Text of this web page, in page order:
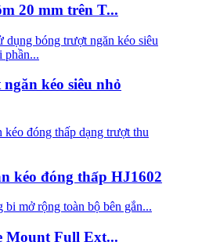
20 mm trên T...
kéo siêu nhỏ
kéo đóng thấp HJ1602
Mount Full Ext...